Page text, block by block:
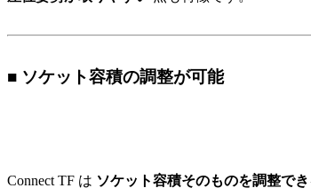
■ ソケット容積の調整が可能
Connect TF は ソケット容積そのものを調整で